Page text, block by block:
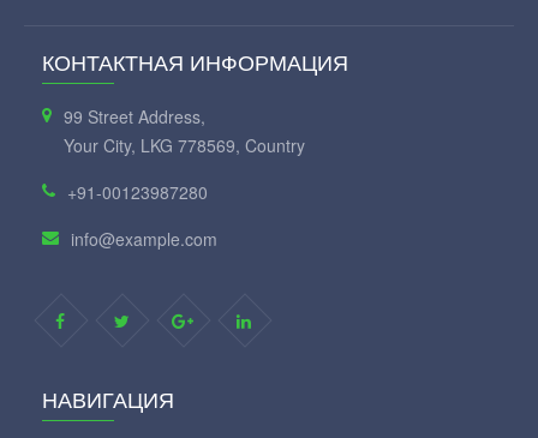
КОНТАКТНАЯ ИНФОРМАЦИЯ
99 Street Address,
Your City, LKG 778569, Country
+91-00123987280
info@example.com
НАВИГАЦИЯ